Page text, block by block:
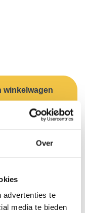
Over
advertenties te
media te bieden
winkelwagen
drempelhulp
schuifpuien en/of extra
8,5 / 9 / 9,5 / 10 cm.